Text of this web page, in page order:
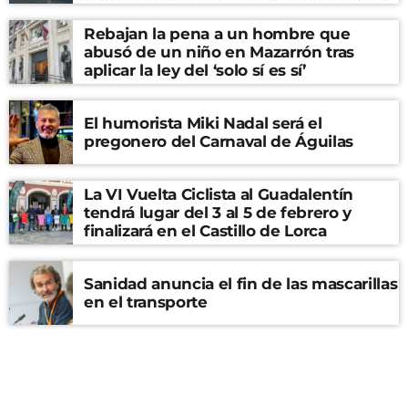
Rebajan la pena a un hombre que
abusó de un niño en Mazarrón tras
aplicar la ley del ‘solo sí es sí’
El humorista Miki Nadal será el
pregonero del Carnaval de Águilas
La VI Vuelta Ciclista al Guadalentín
tendrá lugar del 3 al 5 de febrero y
finalizará en el Castillo de Lorca
Sanidad anuncia el fin de las mascarillas
en el transporte